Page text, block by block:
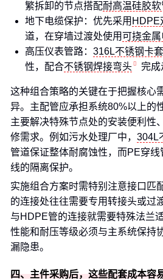
繁拆卸的节点搭配耐高温硅胶软
地下电缆保护：优先采用 HDPE
道，在穿墙过渡处使用可挠金
高压仪表管路： 316L不锈钢卡
性，配合不锈钢焊接弯头 完成
这种组合策略的关键在于把握核心
异。主配管应承担系统80%以上的
主要解决特殊节点处的安装便利性
修需求。例如污水处理厂中， 304L
管道保证整体耐腐蚀性，而PE穿
线的隔离保护。
实施组合方案时需特别注意接口匹
的连接处往往需要专用转接头或过
与HDPE管的连接就需要特殊法兰
性能和耐压等级必须与主系统保持
漏隐患。
四、主件采购后，这些配套成本容